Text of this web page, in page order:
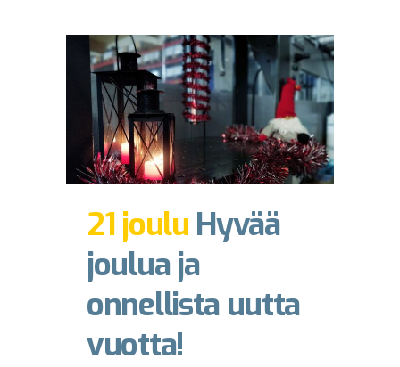
21 joulu Hyvää
joulua ja
onnellista uutta
vuotta!